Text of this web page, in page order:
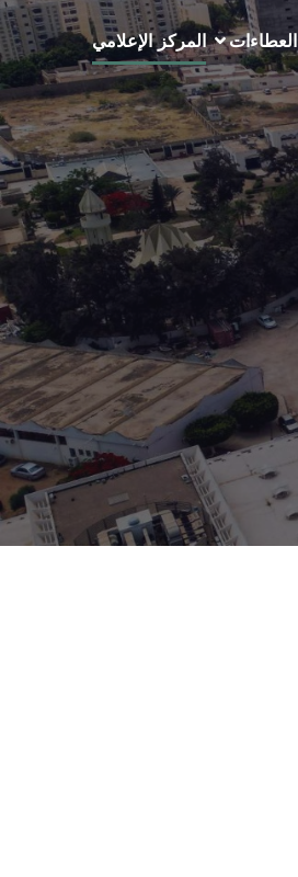
العطاءات المركز الإعلامي